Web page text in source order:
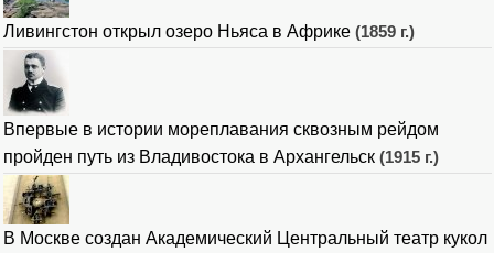
Ливингстон открыл озеро Ньяса в Африке (1859 г.)
Впервые в истории мореплавания сквозным рейдом
пройден путь из Владивостока в Архангельск (1915 г.)
В Москве создан Академический Центральный театр кукол